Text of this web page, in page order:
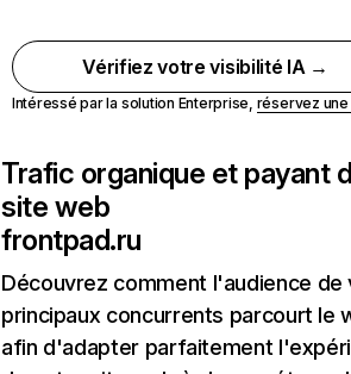
Vérifiez votre visibilité IA →
Intéressé par la solution Enterprise, réservez
Trafic organique et payant
site web
frontpad.ru
Découvrez comment l'audience de
principaux concurrents parcourt le
afin d'adapter parfaitement